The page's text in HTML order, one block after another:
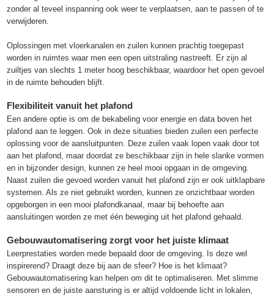
zonder al teveel inspanning ook weer te verplaatsen, aan te passen of te
verwijderen.
Oplossingen met vloerkanalen en zuilen kunnen prachtig toegepast
worden in ruimtes waar men een open uitstraling nastreeft. Er zijn al
zuiltjes van slechts 1 meter hoog beschikbaar, waardoor het open gevoel
in de ruimte behouden blijft.
Flexibiliteit vanuit het plafond
Een andere optie is om de bekabeling voor energie en data boven het
plafond aan te leggen. Ook in deze situaties bieden zuilen een perfecte
oplossing voor de aansluitpunten. Deze zuilen vaak lopen vaak door tot
aan het plafond, maar doordat ze beschikbaar zijn in hele slanke vormen
en in bijzonder design, kunnen ze heel mooi opgaan in de omgeving.
Naast zuilen die gevoed worden vanuit het plafond zijn er ook uitklapbare
systemen. Als ze niet gebruikt worden, kunnen ze onzichtbaar worden
opgeborgen in een mooi plafondkanaal, maar bij behoefte aan
aansluitingen worden ze met één beweging uit het plafond gehaald.
Gebouwautomatisering zorgt voor het juiste klimaat
Leerprestaties worden mede bepaald door de omgeving. Is deze wel
inspirerend? Draagt deze bij aan de sfeer? Hoe is het klimaat?
Gebouwautomatisering kan helpen om dit te optimaliseren. Met slimme
sensoren en de juiste aansturing is er altijd voldoende licht in lokalen,